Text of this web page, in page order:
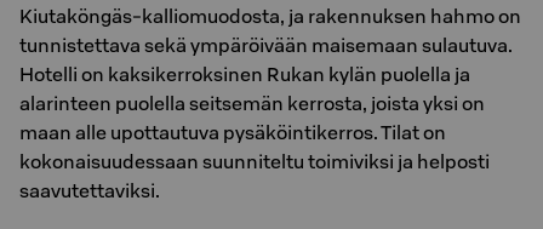
Kiutaköngäs-kalliomuodosta, ja rakennuksen hahmo on
tunnistettava sekä ympäröivään maisemaan sulautuva.
Hotelli on kaksikerroksinen Rukan kylän puolella ja
alarinteen puolella seitsemän kerrosta, joista yksi on
maan alle upottautuva pysäköintikerros. Tilat on
kokonaisuudessaan suunniteltu toimiviksi ja helposti
saavutettaviksi.